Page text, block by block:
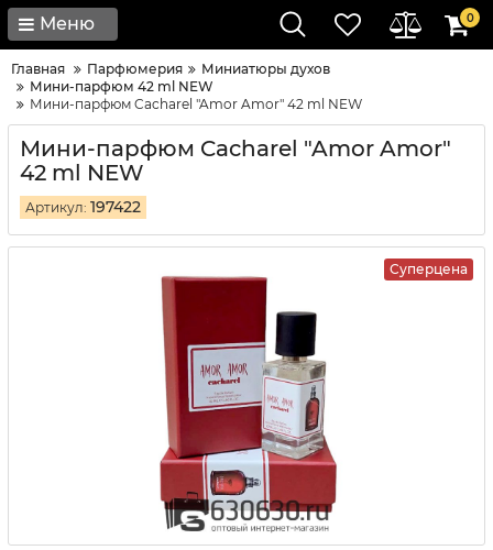
Меню 0
Главная Парфюмерия
Миниатюры духов
Мини-парфюм 42 ml NEW
Мини-парфюм Cacharel "Amor Amor" 42 ml NEW
Мини-парфюм Cacharel "Amor Amor"
42 ml NEW
Артикул: 197422
Суперцена